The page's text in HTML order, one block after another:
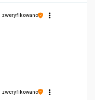
zweryfikowano
zweryfikowano